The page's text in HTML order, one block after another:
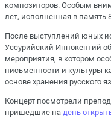
композиторов. Особым
лет, исполненная в память
После выступлений юных
Уссурийский Иннокентий
мероприятия, в котором
письменности и культуры
основе хранения русского
Концерт посмотрели
пришедшие на день